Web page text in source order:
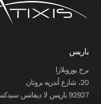
باريس
برج يوروبلازا
20، شارع أندريه بروتان
92927 باريس لا ديفانس سيدكس